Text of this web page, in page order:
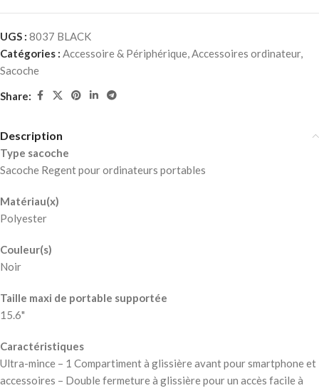
UGS : 8037 BLACK
Catégories : Accessoire & Périphérique,Accessoires ordinateur,
Sacoche
Share:
Description
Type sacoche
Sacoche Regent pour ordinateurs portables
Matériau(x)
Polyester
Couleur(s)
Noir
Taille maxi de portable supportée
15.6"
Caractéristiques
Ultra-mince – 1 Compartiment à glissière avant pour smartphone et
accessoires – Double fermeture à glissière pour un accès facile à